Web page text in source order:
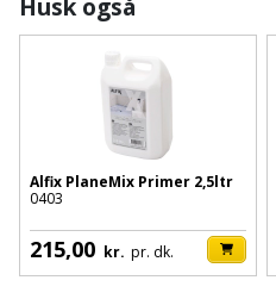
Fugtsikring
Garageport
Gelænder
Gips
Grundmursplader
Fugepistol
skumpistol
Gevindskærer
Glasløfter
Betonsliber
Bindemaskine
Bits
Bor
Bordrundsav
Motorenhed
Motorsav
og
kædesav
Brænde
Brændeovn
Brandslukker
Brugskunst
Camping
og
afrensning
Spartelmasse
Rør
og
Ventilation
indeklima
Gaveideer
Aktiviteter
Alfix PlaneMix Primer 2,5ltr
0403
215,00 kr. pr. dk.